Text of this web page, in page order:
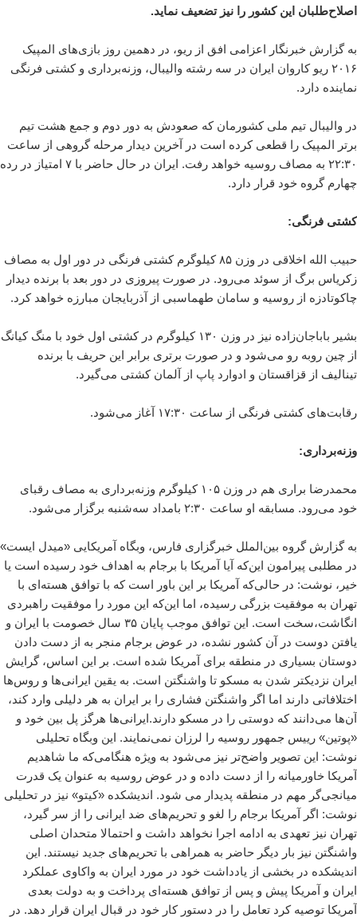
اصلاح‌طلبان این کشور را نیز تضعیف نماید.
به گزارش خبرنگار اعزامی افق از ریو، در دهمین روز بازی‌های المپیک
۲۰۱۶ ریو کاروان ایران در سه رشته والیبال، وزنه‌برداری و کشتی فرنگی
نماینده دارد.
در والیبال تیم ملی کشورمان که صعودش به دور دوم و جمع هشت تیم
برتر المپیک را قطعی کرده است در آخرین دیدار مرحله گروهی از ساعت
۲۲:۳۰ به مصاف روسیه خواهد رفت. ایران در حال حاضر با ۷ امتیاز در رده
چهارم گروه خود قرار دارد.
کشتی فرنگی:
حبیب الله اخلاقی در وزن ۸۵ کیلوگرم کشتی فرنگی در دور اول به مصاف
زکریاس برگ از سوئد می‌رود. در صورت پیروزی در دور بعد با برنده دیدار
چاکوتادزه از روسیه و سامان طهماسبی از آذربایجان مبارزه خواهد کرد.
بشیر باباجان‌زاده نیز در وزن ۱۳۰ کیلوگرم در کشتی اول خود با منگ کیانگ
از چین روبه رو می‌شود و در صورت برتری برابر این حریف با برنده
تینالیف از قزاقستان و ادوارد پاپ از آلمان کشتی می‌گیرد.
رقابت‌های کشتی فرنگی از ساعت ۱۷:۳۰ آغاز می‌شود.
وزنه‌برداری:
محمدرضا براری هم در وزن ۱۰۵ کیلوگرم وزنه‌برداری به مصاف رقبای
خود می‌رود. مسابقه او ساعت ۲:۳۰ بامداد سه‌شنبه برگزار می‌شود.
به گزارش گروه بین‌الملل خبرگزاری فارس، وبگاه آمریکایی «میدل ایست»
در مطلبی پیرامون این‌که آیا آمریکا با برجام به اهداف خود رسیده است یا
خیر، نوشت: در حالی‌که آمریکا بر این باور است که با توافق هسته‌ای با
تهران به موفقیت بزرگی رسیده، اما این‌که این مورد را موفقیت راهبردی
انگاشت،سخت است. این توافق موجب پایان ۳۵ سال خصومت با ایران و
یافتن دوست در آن کشور نشده، در عوض برجام منجر به از دست دادن
دوستان بسیاری در منطقه برای آمریکا شده است. بر این اساس، گرایش
ایران نزدیکتر شدن به مسکو تا واشنگتن است. به یقین ایرانی‌ها و روس‌ها
اختلافاتی دارند اما اگر واشنگتن فشاری را بر ایران به هر دلیلی وارد کند،
آن‌ها می‌دانند که دوستی را در مسکو دارند.ایرانی‌ها هرگز پل بین خود و
«پوتین» رییس جمهور روسیه را لرزان نمی‌نمایند. این وبگاه تحلیلی
نوشت: این تصویر واضح‌تر نیز می‌شود به ویژه هنگامی‌که ما شاهدیم
آمریکا خاورمیانه را از دست داده و در عوض روسیه به عنوان یک قدرت
میانجی‌گر مهم در منطقه پدیدار می شود. اندیشکده «کیتو» نیز در تحلیلی
نوشت: اگر آمریکا برجام را لغو و تحریم‌های ضد ایرانی را از سر گیرد،
تهران نیز تعهدی به ادامه اجرا نخواهد داشت و احتمالا متحدان اصلی
واشنگتن نیز بار دیگر حاضر به همراهی با تحریم‌های جدید نیستند. این
اندیشکده در بخشی از یادداشت خود در مورد ایران به واکاوی عملکرد
ایران و آمریکا پیش و پس از توافق هسته‌ای پرداخت و به دولت بعدی
آمریکا توصیه کرد تعامل را در دستور کار خود در قبال ایران قرار دهد. در